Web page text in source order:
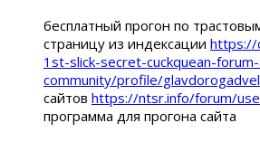
бесплатный прогон по
страницу из индексации https://
1st-slick-secret-cuckquean-
community/profile/
сайтов https://ntsr.info/forum/
программа для прогона сайта